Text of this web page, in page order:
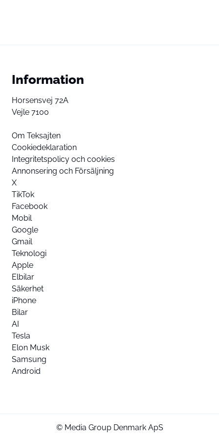
Information
Horsensvej 72A
Vejle 7100
Om Teksajten
Cookiedeklaration
Integritetspolicy och cookies
Annonsering och Försäljning
X
TikTok
Facebook
Mobil
Google
Gmail
Teknologi
Apple
Elbilar
Säkerhet
iPhone
Bilar
AI
Tesla
Elon Musk
Samsung
Android
© Media Group Denmark ApS